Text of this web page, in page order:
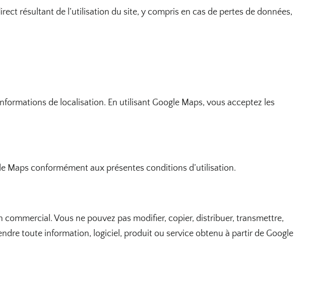
résultant de l’utilisation du site, y compris en cas de pertes de données,
de localisation. En utilisant Google Maps, vous acceptez les
Maps conformément aux présentes conditions d’utilisation.
commercial. Vous ne pouvez pas modifier, copier, distribuer, transmettre,
toute information, logiciel, produit ou service obtenu à partir de Google